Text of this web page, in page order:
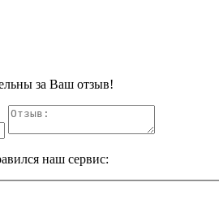
за Ваш отзыв!
наш сервис: